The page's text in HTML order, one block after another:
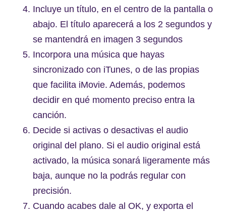
Incluye un título, en el centro de la pantalla o
abajo. El título aparecerá a los 2 segundos y
se mantendrá en imagen 3 segundos
Incorpora una música que hayas
sincronizado con iTunes, o de las propias
que facilita iMovie. Además, podemos
decidir en qué momento preciso entra la
canción.
Decide si activas o desactivas el audio
original del plano. Si el audio original está
activado, la música sonará ligeramente más
baja, aunque no la podrás regular con
precisión.
Cuando acabes dale al OK, y exporta el